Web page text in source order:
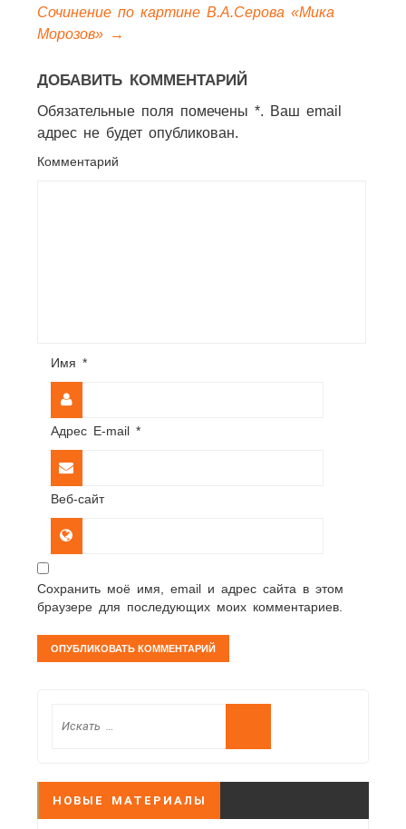
Сочинение по картине В.А.Серова «Мика
Морозов» →
ДОБАВИТЬ КОММЕНТАРИЙ
Обязательные поля помечены *. Ваш email
адрес не будет опубликован.
Комментарий
Имя *
Адрес E-mail *
Веб-сайт
Сохранить моё имя, email и адрес сайта в этом
браузере для последующих моих комментариев.
НОВЫЕ МАТЕРИАЛЫ